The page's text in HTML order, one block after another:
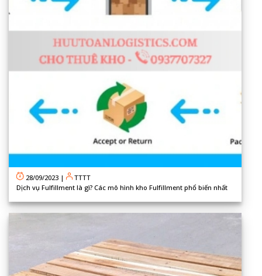
28/09/2023 |
TTTT
Dịch vụ Fulfillment là gì? Các mô hình kho Fulfillment phổ biến nhất